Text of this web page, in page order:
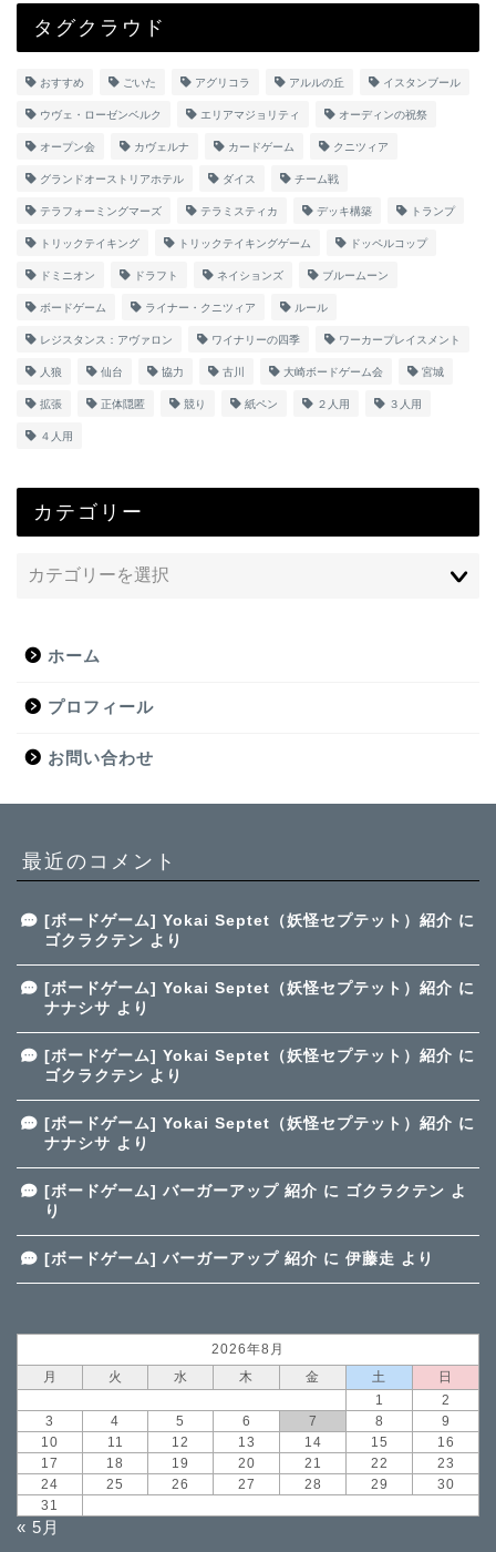
タグクラウド
おすすめ ごいた アグリコラ アルルの丘 イスタンブール
ウヴェ・ローゼンベルク エリアマジョリティ オーディンの祝祭
オープン会 カヴェルナ カードゲーム クニツィア
グランドオーストリアホテル ダイス チーム戦
テラフォーミングマーズ テラミスティカ デッキ構築 トランプ
トリックテイキング トリックテイキングゲーム ドッペルコップ
ドミニオン ドラフト ネイションズ ブルームーン
ボードゲーム ライナー・クニツィア ルール
レジスタンス：アヴァロン ワイナリーの四季 ワーカープレイスメント
人狼 仙台 協力 古川 大崎ボードゲーム会 宮城
拡張 正体隠匿 競り 紙ペン ２人用 ３人用
４人用
カテゴリー
ホーム
プロフィール
お問い合わせ
最近のコメント
[ボードゲーム] Yokai Septet（妖怪セプテット）紹介 に
ゴクラクテン より
[ボードゲーム] Yokai Septet（妖怪セプテット）紹介 に
ナナシサ より
[ボードゲーム] Yokai Septet（妖怪セプテット）紹介 に
ゴクラクテン より
[ボードゲーム] Yokai Septet（妖怪セプテット）紹介 に
ナナシサ より
[ボードゲーム] バーガーアップ 紹介 に ゴクラクテン よ
り
[ボードゲーム] バーガーアップ 紹介 に 伊藤走 より
2026年8月
月
火 水 木 金 土
日
1
2
3
4 5 6 7 8
9
10
11 12 13 14 15
16
17
18 19 20 21 22
23
24
25 26 27 28 29
30
31
« 5月